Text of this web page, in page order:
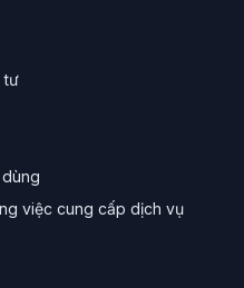
tư
việc cung cấp dịch vụ